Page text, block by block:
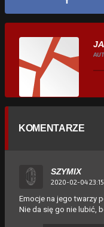
KOMENTARZE
SZYMIX
2020-02-04
Emocje na jego twarzy
Nie da się go nie lubić,